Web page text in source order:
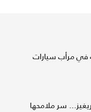
في مرأب سيارات
سر ملامحها